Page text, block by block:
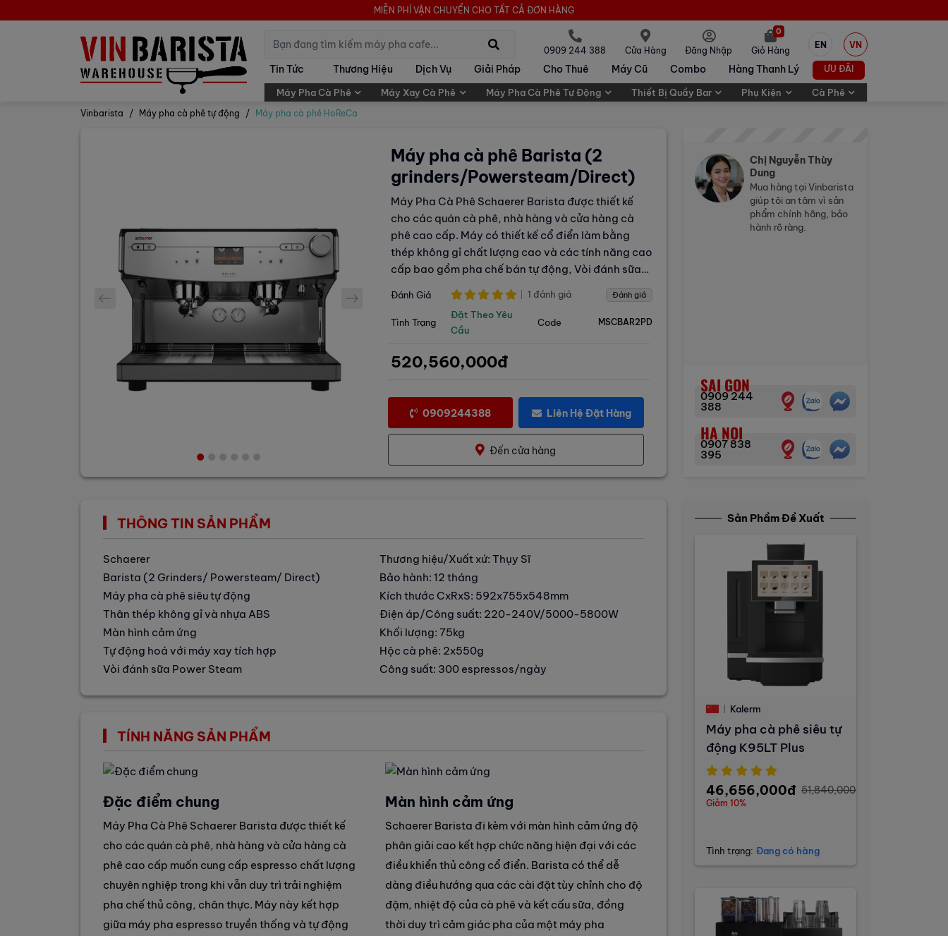
MIỄN PHÍ VẬN CHUYỂN CHO TẤT CẢ ĐƠN HÀNG
0909 244 388 Cửa Hàng Đăng Nhập Giỏ Hàng
0
EN VN
Tin Tức Thương Hiệu Dịch Vụ Giải Pháp Cho Thuê Máy Cũ Combo Hàng Thanh Lý ƯU ĐÃI
Máy Pha Cà Phê Máy Xay Cà Phê Máy Pha Cà Phê Tự Động Thiết Bị Quầy Bar Phụ Kiện Cà Phê
Vinbarista Máy pha cà phê tự động Máy pha cà phê HoReCa
prev next
Máy pha cà phê Barista (2
grinders/Powersteam/Direct)
Máy Pha Cà Phê Schaerer Barista được thiết kế
cho các quán cà phê, nhà hàng và cửa hàng cà
phê cao cấp. Máy có thiết kế cổ điển làm bằng
thép không gỉ chất lượng cao và các tính năng cao
cấp bao gồm pha chế bán tự động, Vòi đánh sữa
Đánh Giá 1 đánh giá Đánh giá
Tình Trạng
Đặt Theo Yêu
Cầu
Code MSCBAR2PD
520,560,000đ
0909244388 Liên Hệ Đặt Hàng
Đến cửa hàng
Chị Nguyễn Thùy
Dung
Mua hàng tại Vinbarista
giúp tôi an tâm vì sản
phẩm chính hãng, bảo
hành rõ ràng.
SAI GON
0909 244
388
HA NOI
0907 838
395
THÔNG TIN SẢN PHẨM
Schaerer
Barista (2 Grinders/ Powersteam/ Direct)
Máy pha cà phê siêu tự động
Thân thép không gỉ và nhựa ABS
Màn hình cảm ứng
Tự động hoá với máy xay tích hợp
Vòi đánh sữa Power Steam
Thương hiệu/Xuất xứ: Thụy Sĩ
Bảo hành: 12 tháng
Kích thước CxRxS: 592x755x548mm
Điện áp/Công suất: 220-240V/5000-5800W
Khối lượng: 75kg
Hộc cà phê: 2x550g
Công suất: 300 espressos/ngày
TÍNH NĂNG SẢN PHẨM
Đặc điểm chung
Máy Pha Cà Phê Schaerer Barista được thiết kế
cho các quán cà phê, nhà hàng và cửa hàng cà
phê cao cấp muốn cung cấp espresso chất lượng
chuyên nghiệp trong khi vẫn duy trì trải nghiệm
pha chế thủ công, chân thực. Máy này kết hợp
giữa máy pha espresso truyền thống và tự động
Màn hình cảm ứng
Schaerer Barista đi kèm với màn hình cảm ứng độ
phân giải cao kết hợp chức năng hiện đại với các
điều khiển thủ công cổ điển. Barista có thể dễ
dàng điều hướng qua các cài đặt tùy chỉnh cho độ
đậm, nhiệt độ của cà phê và kết cấu sữa, đồng
thời duy trì cảm giác pha của một máy pha
Sản Phầm Đề Xuất
Kalerm
Máy pha cà phê siêu tự
động K95LT Plus
46,656,000đ 51,840,000đ
Giảm 10%
Tình trạng: Đang có hàng